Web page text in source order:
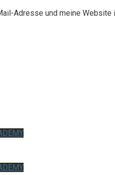
Adresse und meine